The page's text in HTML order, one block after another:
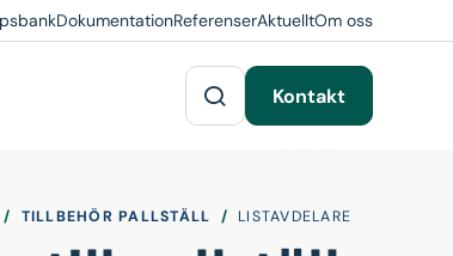
DokumentationReferenserAktuelltOm oss
Kontakt
/ TILLBEHÖR PALLSTÄLL / LISTAVDELARE